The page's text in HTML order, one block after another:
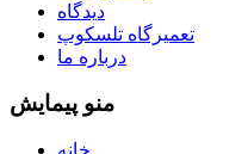
دیدگاه
تعمیرگاه تلسکوپ
درباره ما
منو پیمایش